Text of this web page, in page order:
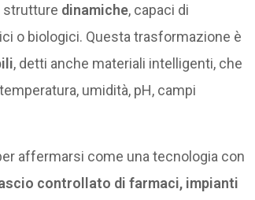
strutture dinamiche, capaci di
o biologici. Questa trasformazione è
, detti anche materiali intelligenti, che
umidità, pH, campi
affermarsi come una tecnologia con
controllato di farmaci, impianti